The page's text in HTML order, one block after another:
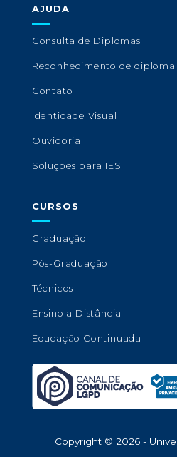
AJUDA
Consulta de Diplomas
Reconhecimento de diploma
Contato
Identidade Visual
Ouvidoria
Soluções para IES
CURSOS
Graduação
Pós-Graduação
Técnicos
Ensino a Distância
Educação Continuada
Copyright © 2026 -